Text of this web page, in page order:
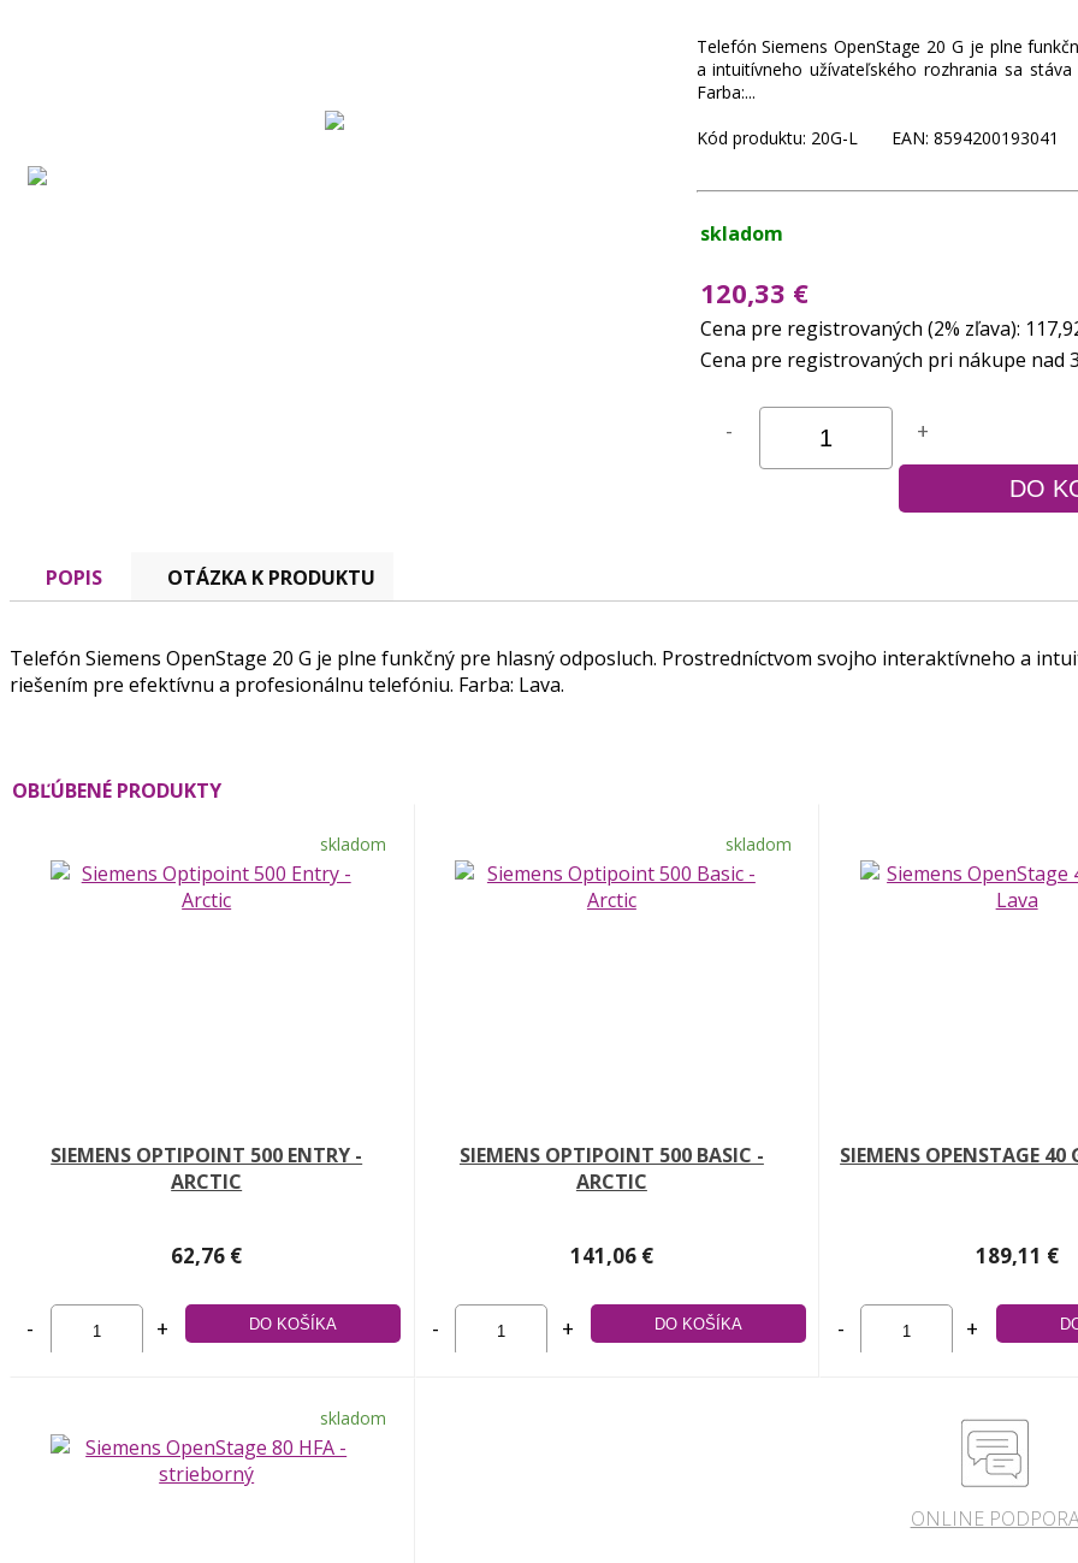
Telefón Siemens OpenStage 20 G je plne
a intuitívneho užívateľského rozhrania sa
Farba:...
Kód produktu: 20G-L EAN:
skladom
120,33 €
Cena pre registrovaných (2% zľava):
Cena pre registrovaných pri nákupe nad
- +
POPIS OTÁZKA K PRODUKTU
Telefón Siemens OpenStage 20 G je plne funkčný pre hlasný odposluch. Prostredníctvom svojho interaktívneho a
riešením pre efektívnu a profesionálnu telefóniu. Farba: Lava.
OBĽÚBENÉ PRODUKTY
skladom
SIEMENS OPTIPOINT 500 ENTRY -
ARCTIC
62,76 €
- +
skladom
SIEMENS OPTIPOINT 500 BASIC -
ARCTIC
141,06 €
- +
SIEMENS OPENSTAGE 40
189,11 €
- +
skladom
ONLINE